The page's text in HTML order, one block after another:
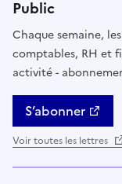
Public
Chaque semaine,
comptables, RH et
activité -
S’abonner
Voir toutes les lettres